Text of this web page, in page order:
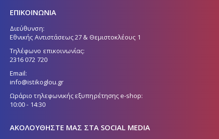
ΕΠΙΚΟΙΝΩΝΙΑ
Διεύθυνση:
Εθνικής Αντιστάσεως 27 & Θεμιστοκλέους 1
Τηλέφωνο επικοινωνίας:
2316 072 720
Email:
info@istikoglou.gr
Ωράριο τηλεφωνικής εξυπηρέτησης e-shop:
10:00 - 14:30
ΑΚΟΛΟΥΘΉΣΤΕ ΜΑΣ ΣΤΑ SOCIAL MEDIA